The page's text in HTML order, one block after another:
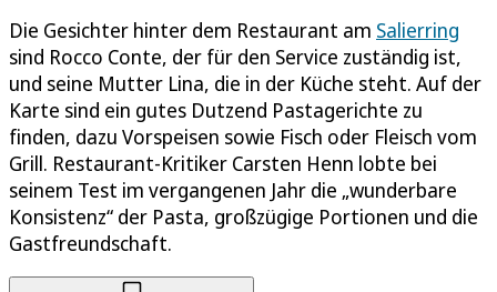
Die Gesichter hinter dem Restaurant am Salierring
sind Rocco Conte, der für den Service zuständig ist,
und seine Mutter Lina, die in der Küche steht. Auf der
Karte sind ein gutes Dutzend Pastagerichte zu
finden, dazu Vorspeisen sowie Fisch oder Fleisch vom
Grill. Restaurant-Kritiker Carsten Henn lobte bei
seinem Test im vergangenen Jahr die „wunderbare
Konsistenz“ der Pasta, großzügige Portionen und die
Gastfreundschaft.